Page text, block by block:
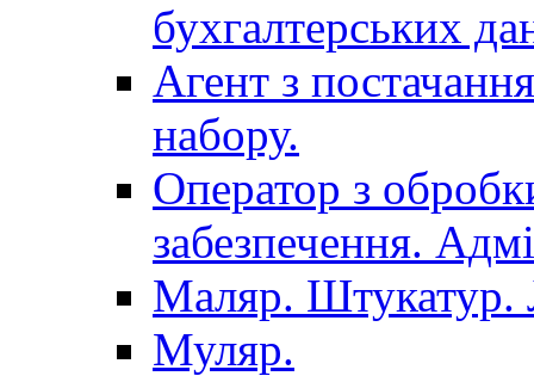
бухгалтерських
Агент з
набору.
Оператор з
забезпечення.
Маляр. Штукатур.
Муляр.